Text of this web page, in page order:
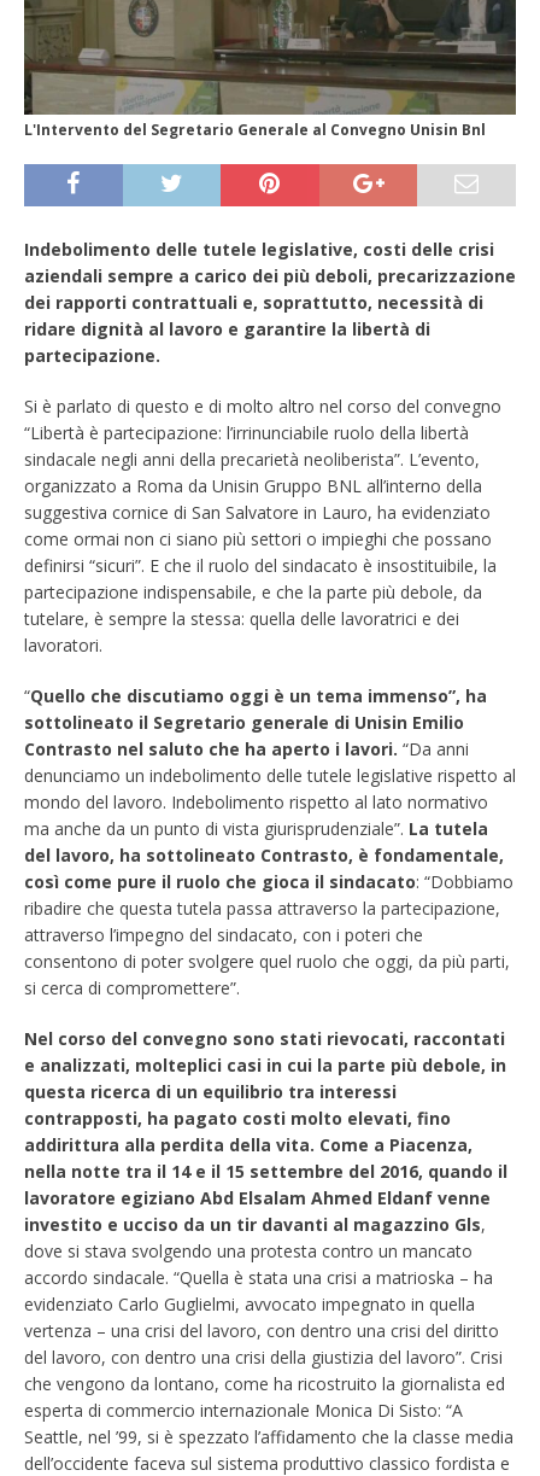
L'Intervento del Segretario Generale al Convegno Unisin Bnl
Indebolimento delle tutele legislative, costi delle crisi
aziendali sempre a carico dei più deboli, precarizzazione
dei rapporti contrattuali e, soprattutto, necessità di
ridare dignità al lavoro e garantire la libertà di
partecipazione.
Si è parlato di questo e di molto altro nel corso del convegno
“Libertà è partecipazione: l’irrinunciabile ruolo della libertà
sindacale negli anni della precarietà neoliberista”. L’evento,
organizzato a Roma da Unisin Gruppo BNL all’interno della
suggestiva cornice di San Salvatore in Lauro, ha evidenziato
come ormai non ci siano più settori o impieghi che possano
definirsi “sicuri”. E che il ruolo del sindacato è insostituibile, la
partecipazione indispensabile, e che la parte più debole, da
tutelare, è sempre la stessa: quella delle lavoratrici e dei
lavoratori.
“Quello che discutiamo oggi è un tema immenso”, ha
sottolineato il Segretario generale di Unisin Emilio
Contrasto nel saluto che ha aperto i lavori. “Da anni
denunciamo un indebolimento delle tutele legislative rispetto al
mondo del lavoro. Indebolimento rispetto al lato normativo
ma anche da un punto di vista giurisprudenziale”. La tutela
del lavoro, ha sottolineato Contrasto, è fondamentale,
così come pure il ruolo che gioca il sindacato: “Dobbiamo
ribadire che questa tutela passa attraverso la partecipazione,
attraverso l’impegno del sindacato, con i poteri che
consentono di poter svolgere quel ruolo che oggi, da più parti,
si cerca di compromettere”.
Nel corso del convegno sono stati rievocati, raccontati
e analizzati, molteplici casi in cui la parte più debole, in
questa ricerca di un equilibrio tra interessi
contrapposti, ha pagato costi molto elevati, fino
addirittura alla perdita della vita. Come a Piacenza,
nella notte tra il 14 e il 15 settembre del 2016, quando il
lavoratore egiziano Abd Elsalam Ahmed Eldanf venne
investito e ucciso da un tir davanti al magazzino Gls,
dove si stava svolgendo una protesta contro un mancato
accordo sindacale. “Quella è stata una crisi a matrioska – ha
evidenziato Carlo Guglielmi, avvocato impegnato in quella
vertenza – una crisi del lavoro, con dentro una crisi del diritto
del lavoro, con dentro una crisi della giustizia del lavoro”. Crisi
che vengono da lontano, come ha ricostruito la giornalista ed
esperta di commercio internazionale Monica Di Sisto: “A
Seattle, nel ’99, si è spezzato l’affidamento che la classe media
dell’occidente faceva sul sistema produttivo classico fordista e